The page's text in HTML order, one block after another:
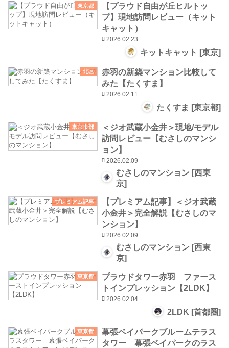
東京都
【プラウド自由が丘ヒルトッ
プ】現地訪問レビュー（キット
キャット）
2026.02.23
キットキャット [東京]
北区
赤羽の新築マンション比較して
みた【たくすま】
2026.02.11
たくすま [東京都]
東京市部
＜ジオ武蔵小金井＞現地/モデル
訪問レビュー【むさしのマンシ
ョン】
2026.02.09
むさしのマンション [西東
京]
プレミアム記事
【プレミアム記事】＜ジオ武蔵
小金井＞完全解説【むさしのマ
ンション】
2026.02.09
むさしのマンション [西東
京]
東京都
プラウドタワー赤羽 ファース
トインプレッション【2LDK】
2026.02.04
2LDK [首都圏]
東京都
幕張ベイパークブルームテラス
タワー 幕張ベイパークのラス